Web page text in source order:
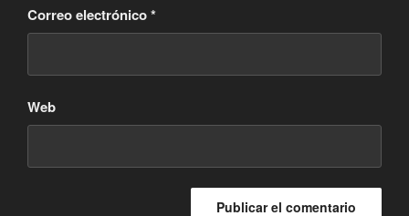
Correo electrónico*
Web